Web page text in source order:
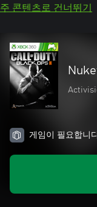
주 콘텐츠로 건너뛰기
게임이 필요합니